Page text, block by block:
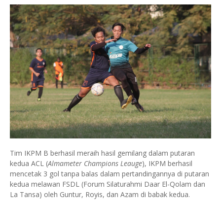
Tim IKPM B berhasil meraih hasil gemilang dalam putaran
kedua ACL (Almameter Champions Leauge), IKPM berhasil
mencetak 3 gol tanpa balas dalam pertandingannya di putaran
kedua melawan FSDL (Forum Silaturahmi Daar El-Qolam dan
La Tansa) oleh Guntur, Royis, dan Azam di babak kedua.